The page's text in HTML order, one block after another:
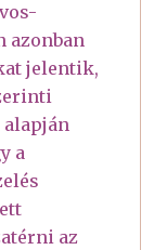
azonban
jelentik,
alapján
a
az